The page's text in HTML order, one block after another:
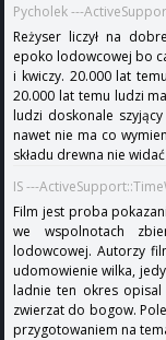
Pycholek ---
Reżyser liczył na
epoko lodowcowej bo
i kwiczy. 20.000 lat
20.000 lat temu ludzi
ludzi doskonale
nawet nie ma co
składu drewna nie
IS ---
Film jest proba
we wspolnotach
lodowcowej. Autorzy
udomowienie wilka,
ladnie ten okres opisal
zwierzat do bogow.
przygotowaniem na